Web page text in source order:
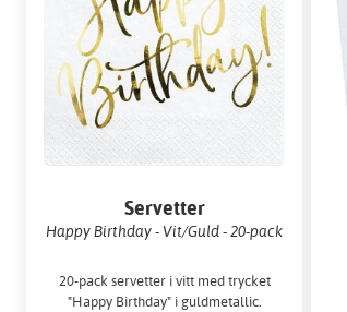
Servetter
Happy Birthday - Vit/Guld - 20-pack
20-pack servetter i vitt med trycket
"Happy Birthday" i guldmetallic.